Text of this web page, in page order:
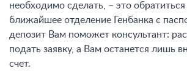
необходимо сделать, – это
ближайшее отделение Генбанка с
депозит Вам поможет консультант:
подать заявку, а Вам останется лишь
счет.